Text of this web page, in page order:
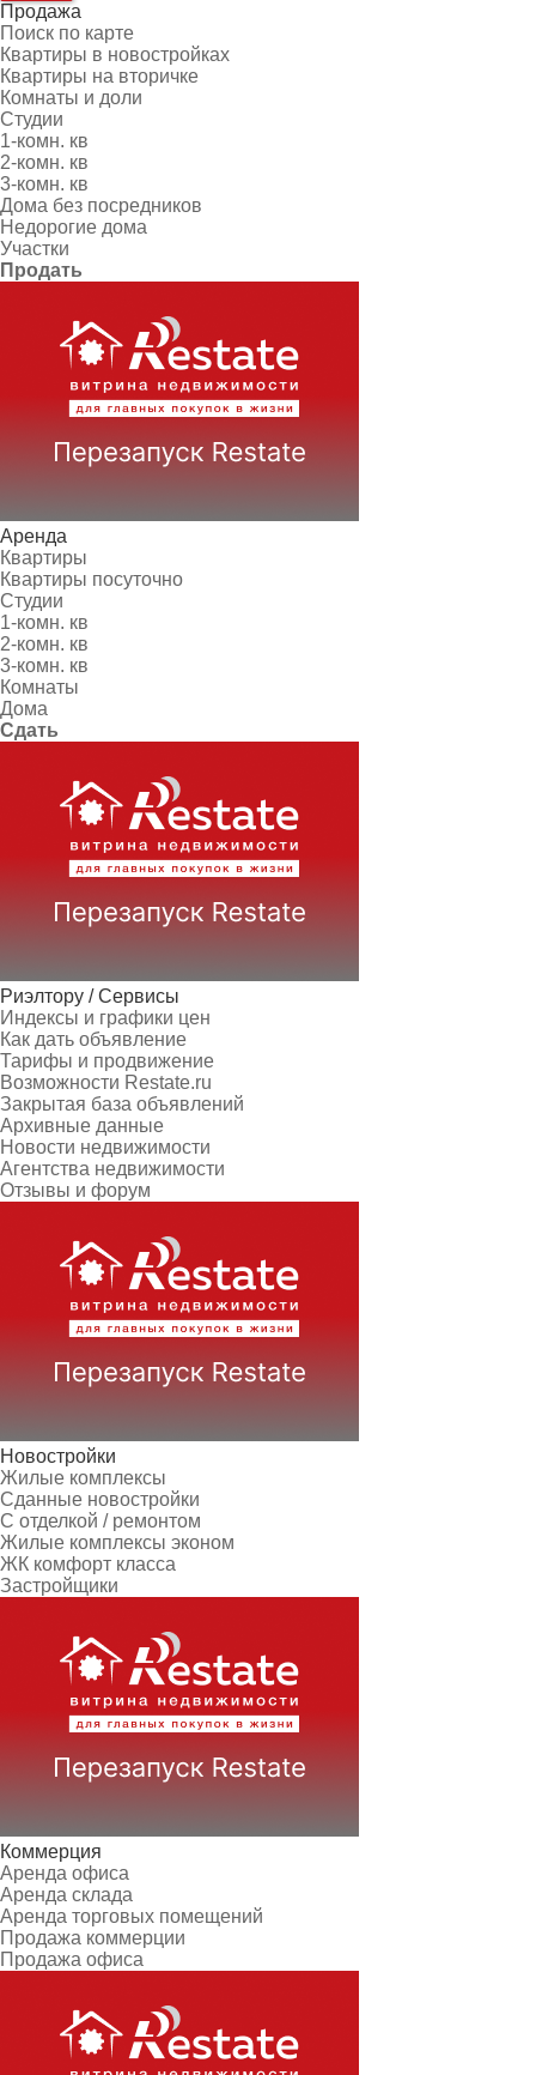
Продажа
Поиск по карте
Квартиры в новостройках
Квартиры на вторичке
Комнаты и доли
Студии
1-комн. кв
2-комн. кв
3-комн. кв
Дома без посредников
Недорогие дома
Участки
Продать
Аренда
Квартиры
Квартиры посуточно
Студии
1-комн. кв
2-комн. кв
3-комн. кв
Комнаты
Дома
Сдать
Риэлтору / Сервисы
Индексы и графики цен
Как дать объявление
Тарифы и продвижение
Возможности Restate.ru
Закрытая база объявлений
Архивные данные
Новости недвижимости
Агентства недвижимости
Отзывы и форум
Новостройки
Жилые комплексы
Сданные новостройки
С отделкой / ремонтом
Жилые комплексы эконом
ЖК комфорт класса
Застройщики
Коммерция
Аренда офиса
Аренда склада
Аренда торговых помещений
Продажа коммерции
Продажа офиса